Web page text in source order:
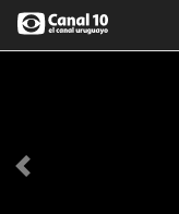
Anterior